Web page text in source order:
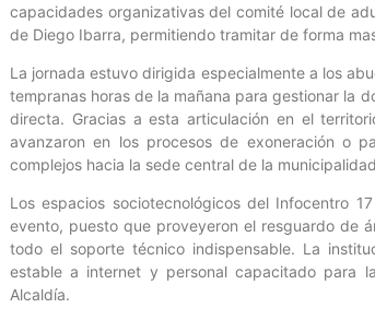
capacidades organizativas del comité local de
de Diego Ibarra, permitiendo tramitar de forma
La jornada estuvo dirigida especialmente a los
tempranas horas de la mañana para gestionar la
directa. Gracias a esta articulación en el
avanzaron en los procesos de exoneración o
complejos hacia la sede central de la
Los espacios sociotecnológicos del Infocentro
evento, puesto que proveyeron el resguardo de
todo el soporte técnico indispensable. La
estable a internet y personal capacitado para
Alcaldía.